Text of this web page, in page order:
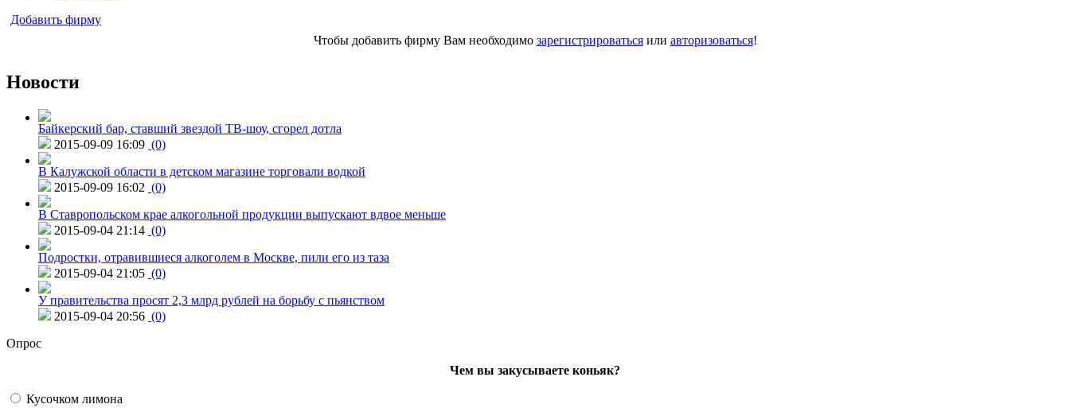
Добавить фирму
Чтобы добавить фирму Вам необходимо зарегистрироватьсяили авторизоваться!
Новости
Байкерский бар, ставший звездой ТВ-шоу, сгорел дотла
2015-09-09 16:09 (0)
В Калужской области в детском магазине торговали водкой
2015-09-09 16:02 (0)
В Ставропольском крае алкогольной продукции выпускают вдвое меньше
2015-09-04 21:14 (0)
Подростки, отравившиеся алкоголем в Москве, пили его из таза
2015-09-04 21:05 (0)
У правительства просят 2,3 млрд рублей на борьбу с пьянством
2015-09-04 20:56 (0)
Опрос
Чем вы закусываете коньяк?
Кусочком лимона